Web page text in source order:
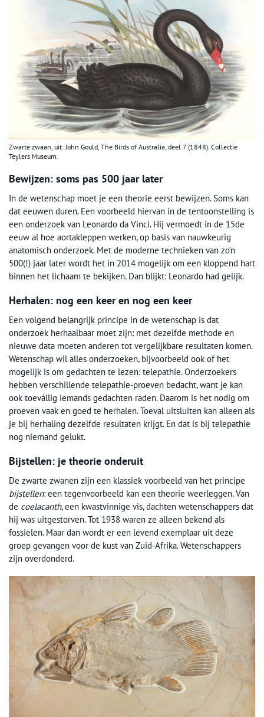
Zwarte zwaan, uit: John Gould, The Birds of Australia, deel 7 (1848). Collectie
Teylers Museum.
Bewijzen: soms pas 500 jaar later
In de wetenschap moet je een theorie eerst bewijzen. Soms kan
dat eeuwen duren. Een voorbeeld hiervan in de tentoonstelling is
een onderzoek van Leonardo da Vinci. Hij vermoedt in de 15de
eeuw al hoe aortakleppen werken, op basis van nauwkeurig
anatomisch onderzoek. Met de moderne technieken van zo’n
500(!) jaar later wordt het in 2014 mogelijk om een kloppend hart
binnen het lichaam te bekijken. Dan blijkt: Leonardo had gelijk.
Herhalen: nog een keer en nog een keer
Een volgend belangrijk principe in de wetenschap is dat
onderzoek herhaalbaar moet zijn: met dezelfde methode en
nieuwe data moeten anderen tot vergelijkbare resultaten komen.
Wetenschap wil alles onderzoeken, bijvoorbeeld ook of het
mogelijk is om gedachten te lezen: telepathie. Onderzoekers
hebben verschillende telepathie-proeven bedacht, want je kan
ook toevállig iemands gedachten raden. Daarom is het nodig om
proeven vaak en goed te herhalen. Toeval uitsluiten kan alleen als
je bij herhaling dezelfde resultaten krijgt. En dat is bij telepathie
nog niemand gelukt.
Bijstellen: je theorie onderuit
De zwarte zwanen zijn een klassiek voorbeeld van het principe
bijstellen: een tegenvoorbeeld kan een theorie weerleggen. Van
de coelacanth, een kwastvinnige vis, dachten wetenschappers dat
hij was uitgestorven. Tot 1938 waren ze alleen bekend als
fossielen. Maar dan wordt er een levend exemplaar uit deze
groep gevangen voor de kust van Zuid-Afrika. Wetenschappers
zijn overdonderd.